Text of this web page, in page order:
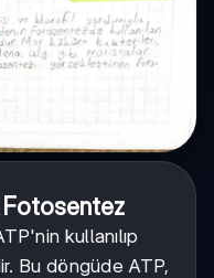
kullanılıp
Bu döngüde ATP,